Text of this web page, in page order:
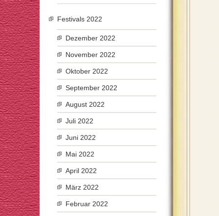
Festivals 2022
Dezember 2022
November 2022
Oktober 2022
September 2022
August 2022
Juli 2022
Juni 2022
Mai 2022
April 2022
März 2022
Februar 2022